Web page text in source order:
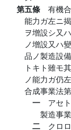
第五條 有機
能力ガ左ニ
ヲ增設シ又
ノ增設又ハ
品ノ製造設
トキト雖モ
ノ能力ガ仍
合成事業法
一 アセ
製造事
二 クロ